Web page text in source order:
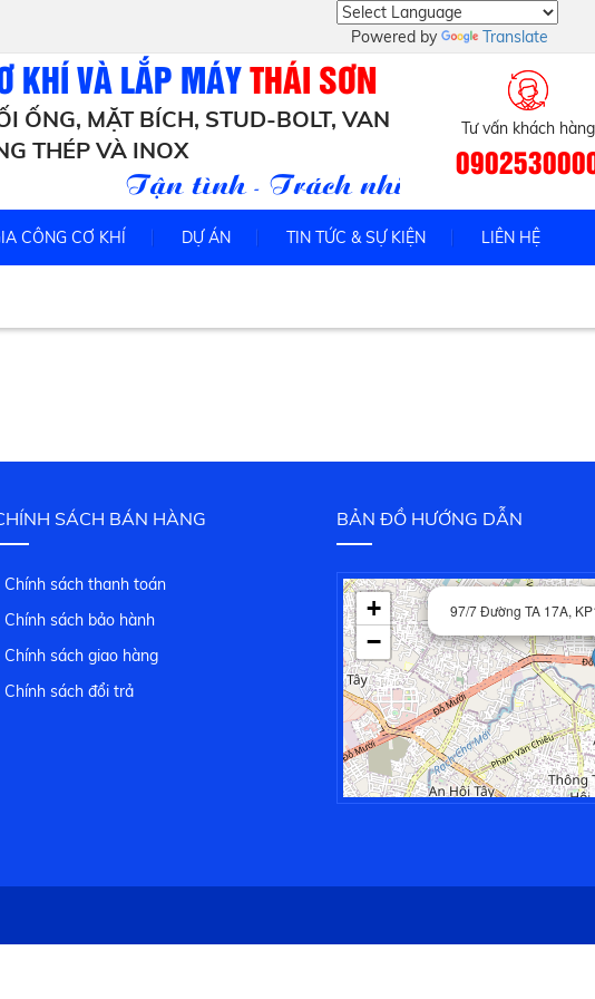
Powered by Translate
KHÍ VÀ LẮP MÁYTHÁI SƠN
ỐNG, MẶT BÍCH, STUD-BOLT, VAN
THÉP VÀ INOX
Tận tình - Trách nhiệm - Uy tín
Tư vấn khách hàng
CÔNG CƠ KHÍ DỰ ÁN TIN TỨC & SỰ KIỆN LIÊN HỆ
SÁCH BÁN HÀNG
Chính sách thanh toán
Chính sách bảo hành
Chính sách giao hàng
Chính sách đổi trả
BẢN ĐỒ HƯỚNG DẪN
97/7 Đường TA 17A,
+
−